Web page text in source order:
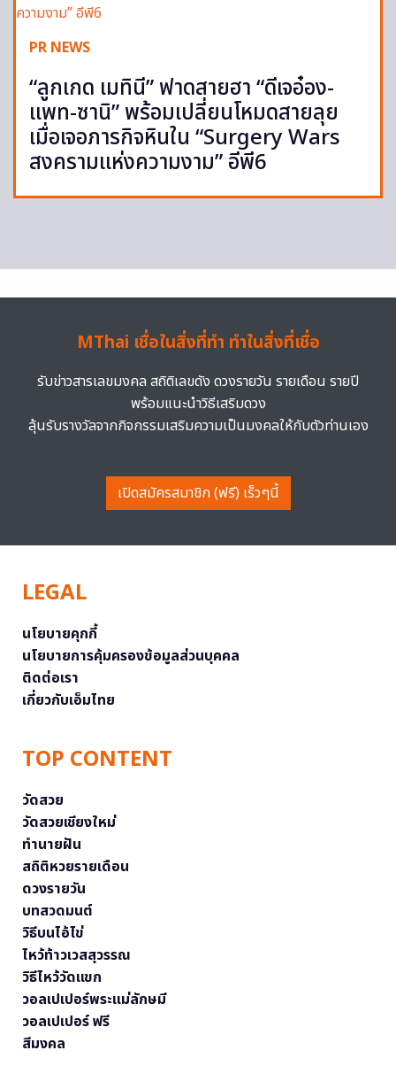
PR NEWS
“ลูกเกด เมทินี” ฟาดสายฮา “ดีเจอ๋อง-
แพท-ซานิ” พร้อมเปลี่ยนโหมดสายลุย
เมื่อเจอภารกิจหินใน “Surgery Wars
สงครามแห่งความงาม” อีพี6
MThai เชื่อในสิ่งที่ทำ ทำในสิ่งที่เชื่อ
รับข่าวสารเลขมงคล สถิติเลขดัง ดวงรายวัน รายเดือน รายปี
พร้อมแนะนำวิธีเสริมดวง
ลุ้นรับรางวัลจากกิจกรรมเสริมความเป็นมงคลให้กับตัวท่านเอง
เปิดสมัครสมาชิก (ฟรี) เร็วๆนี้
LEGAL
นโยบายคุกกี้
นโยบายการคุ้มครองข้อมูลส่วนบุคคล
ติดต่อเรา
เกี่ยวกับเอ็มไทย
TOP CONTENT
วัดสวย
วัดสวยเชียงใหม่
ทำนายฝัน
สถิติหวยรายเดือน
ดวงรายวัน
บทสวดมนต์
วิธีบนไอ้ไข่
ไหว้ท้าวเวสสุวรรณ
วิธีไหว้วัดแขก
วอลเปเปอร์พระแม่ลักษมี
วอลเปเปอร์ ฟรี
สีมงคล